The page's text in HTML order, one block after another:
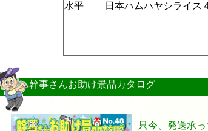
水平 日本ハムハヤシライ
幹事さんお助け景品カタログ
只今、発送承